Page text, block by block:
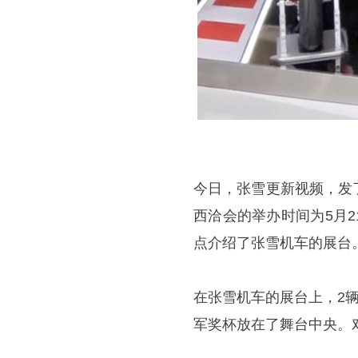
今日，张雪更新视频，
西洽会的举办时间为5月
点介绍了张雪机车的展台
在张雪机车的展台上，2
军奖杯放在了舞台中央。